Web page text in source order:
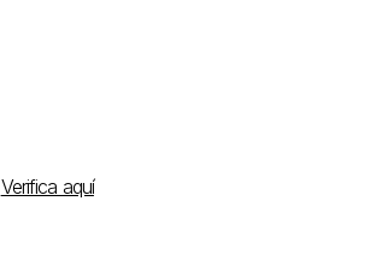
Verifica aquí